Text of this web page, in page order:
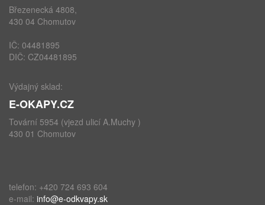
Březenecká 4808,
430 04 Chomutov
IČ: 04481895
DIČ: CZ04481895
Výdajný sklad:
E-OKAPY.CZ
Tovární 5954 (vjezd ulicí A.Muchy )
430 01 Chomutov
telefon: +420 724 693 604
e-mail: info@e-odkvapy.sk